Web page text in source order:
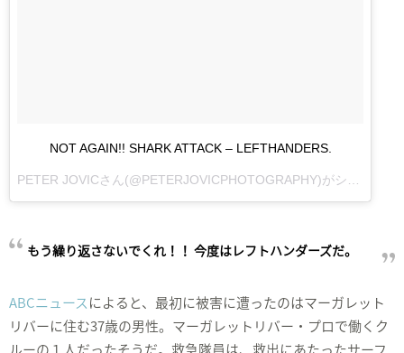
NOT AGAIN!! SHARK ATTACK – LEFTHANDERS.
PETER JOVICさん(@PETERJOVICPHOTOGRAPHY)がシェアした投稿 –
もう繰り返さないでくれ！！ 今度はレフトハンダーズだ。
ABCニュースによると、最初に被害に遭ったのはマーガレット
リバーに住む37歳の男性。マーガレットリバー・プロで働くク